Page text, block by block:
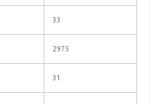
33
2975
31